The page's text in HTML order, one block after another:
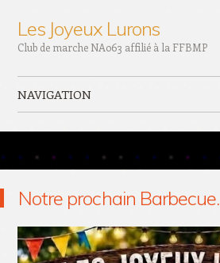
Les Joyeux Lurons
Club de marche NA063 affilié à la FFBMP
NAVIGATION
Notre prochain Barbecue.